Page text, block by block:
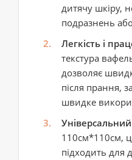
дитячу шкіру,
подразнень
Легкість і
текстура
дозволяє
після прання,
швидке
110см*110см,
підходить для